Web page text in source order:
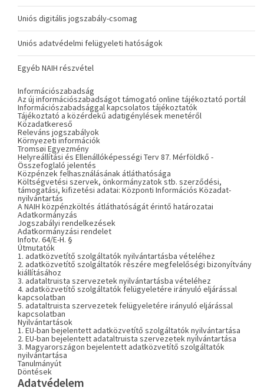
Uniós digitális jogszabály-csomag
Uniós adatvédelmi felügyeleti hatóságok
Egyéb NAIH részvétel
Információszabadság
Az új információszabadságot támogató online tájékoztató portál
Információszabadsággal kapcsolatos tájékoztatók
Tájékoztató a közérdekű adatigénylések menetéről
Közadatkereső
Releváns jogszabályok
Környezeti információk
Tromsøi Egyezmény
Helyreállítási és Ellenállóképességi Terv 87. Mérföldkő -
Összefoglaló jelentés
Közpénzek felhasználásának átláthatósága
Költségvetési szervek, önkormányzatok stb. szerződési,
támogatási, kifizetési adatai: Központi Információs Közadat-
nyilvántartás
A NAIH közpénzköltés átláthatóságát érintő határozatai
Adatkormányzás
Jogszabályi rendelkezések
Adatkormányzási rendelet
Infotv. 64/E-H. §
Útmutatók
1. adatközvetítő szolgáltatók nyilvántartásba vételéhez
2. adatközvetítő szolgáltatók részére megfelelőségi bizonyítvány
kiállításához
3. adataltruista szervezetek nyilvántartásba vételéhez
4. adatközvetítő szolgáltatók felügyeletére irányuló eljárással
kapcsolatban
5. adataltruista szervezetek felügyeletére irányuló eljárással
kapcsolatban
Nyilvántartások
1. EU-ban bejelentett adatközvetítő szolgáltatók nyilvántartása
2. EU-ban bejelentett adataltruista szervezetek nyilvántartása
3. Magyarországon bejelentett adatközvetítő szolgáltatók
nyilvántartása
Tanulmányút
Döntések
Adatvédelem